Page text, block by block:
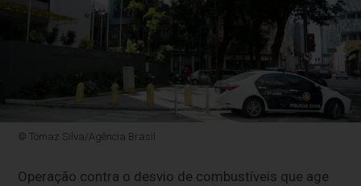
© Tomaz Silva/Agência Brasil
Operação contra o desvio de combustíveis que age